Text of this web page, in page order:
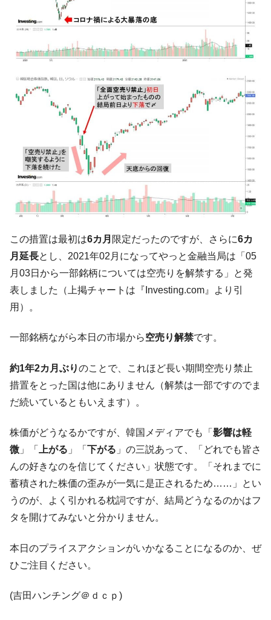
『Money1』
韓国･警察職員が「丸刈りになって抗議活
『Money1』
中国だけが鉄鋼輸出を異常増加させる ⇒ 中
『Money1』
韓国製造業「半導体絶好調」のウラで他業
種は全般的「不調」⇒ PSIが示す現況は決して良くない。
【米韓激突案件】韓国消費者院が『クーパ
ン』1人当たり賠償10万ウォンを認定 ⇒ 総額3兆7,000億
『Money1』 韓国で猛暑。南東部では干ばつ
『Money1』
韓国型イージス搭載の次世代駆逐艦
「KDDX」1番艦、2032年竣工と公示
『Money1』
【対日本円】ウォン安が急進！ 日米の協調
『Money1』
韓国政府『BYD』車への補助金を全廃 ⇒ 実
は韓国で『BYD』車は売れている。6カ月で対前年同期比
1.9倍！
『Money1』
在韓米国大使スティールが着韓！⇒ さっそ
く空港に詰めかけ「出て行け！」「極右勢力」のプラカー
『Money1』
韓国政府「2035年までに18.4GW規模のAIデ
『Money1』
JPモルガン「韓国レバレッジETFの清算は
ほぼ終わった」
『Money1』
韓国『国民年金公団』株価暴落で200兆蒸
『Money1』
韓国政府「ニセＫ-ブランドを通報しようキ
ャンペーン」⇒ あの名物教授も登場！
『Money1』
韓国「橋が落ちました」⇒ 耐久性「なさす
ぎ」では。
『Money1』
韓国鉄鋼最大手『POSCO』ズブズブ沈む。
営業利益80.2％も減少
にぶん殴る法案」提出！⇒ クーパン問題は合衆国企業に対
する差別。許してはおかぬ
他人事のような発言。
この措置は最初は6カ月 限定だったのですが、さらに6カ
月延長とし、2021年02月になってやっと金融当局は「05
月03日から一部銘柄については空売りを解禁する」と発
表しました（上掲チャートは『Investing.com』より引
用）。
一部銘柄ながら本日の市場から空売り解禁です。
約1年2カ月ぶりのことで、これほど長い期間空売り禁止
措置をとった国は他にありません（解禁は一部ですのでま
だ続いているともいえます）。
株価がどうなるかですが、韓国メディアでも「 影響は軽
微 」「 上がる 」「 下がる 」の三説あって、「どれでも皆さ
んの好きなのを信じてください」状態です。「それまでに
蓄積された株価の歪みが一気に是正されるため……」とい
うのが、よく引かれる枕詞ですが、結局どうなるのかはフ
タを開けてみないと分かりません。
本日のプライスアクションがいかなることになるのか、ぜ
ひご注目ください。
(吉田ハンチング＠ｄｃｐ)